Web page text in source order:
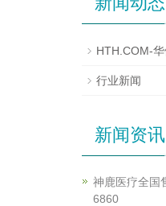
HTH.COM-
行业新闻
新闻资讯
神鹿医疗全国
6860